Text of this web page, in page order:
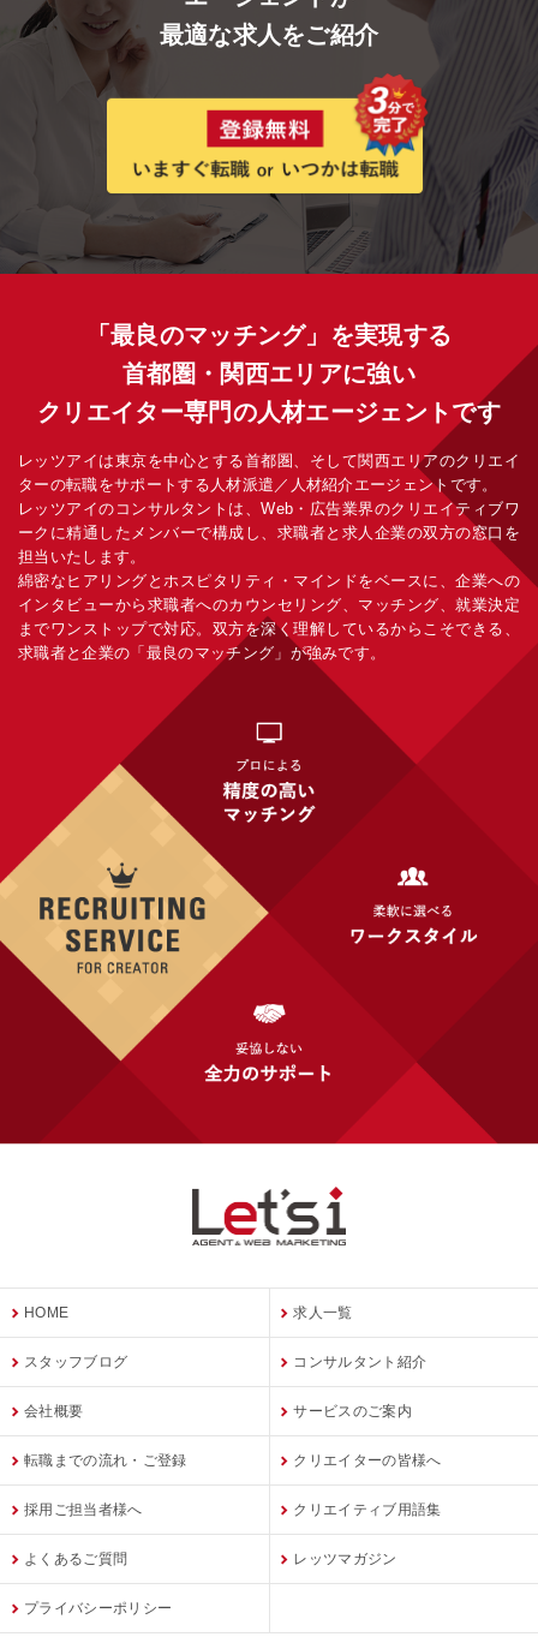
最適な求人をご紹介
「最良のマッチング」を実現する
首都圏・関西エリアに強い
クリエイター専門の人材エージェントです
レッツアイは東京を中心とする首都圏、そして関西エリアのクリエイ
ターの転職をサポートする人材派遣／人材紹介エージェントです。
レッツアイのコンサルタントは、Web・広告業界のクリエイティブワ
ークに精通したメンバーで構成し、求職者と求人企業の双方の窓口を
担当いたします。
綿密なヒアリングとホスピタリティ・マインドをベースに、企業への
インタビューから求職者へのカウンセリング、マッチング、就業決定
までワンストップで対応。双方を深く理解しているからこそできる、
求職者と企業の「最良のマッチング」が強みです。
HOME 求人一覧
スタッフブログ コンサルタント紹介
会社概要 サービスのご案内
転職までの流れ・ご登録 クリエイターの皆様へ
採用ご担当者様へ クリエイティブ用語集
よくあるご質問 レッツマガジン
プライバシーポリシー